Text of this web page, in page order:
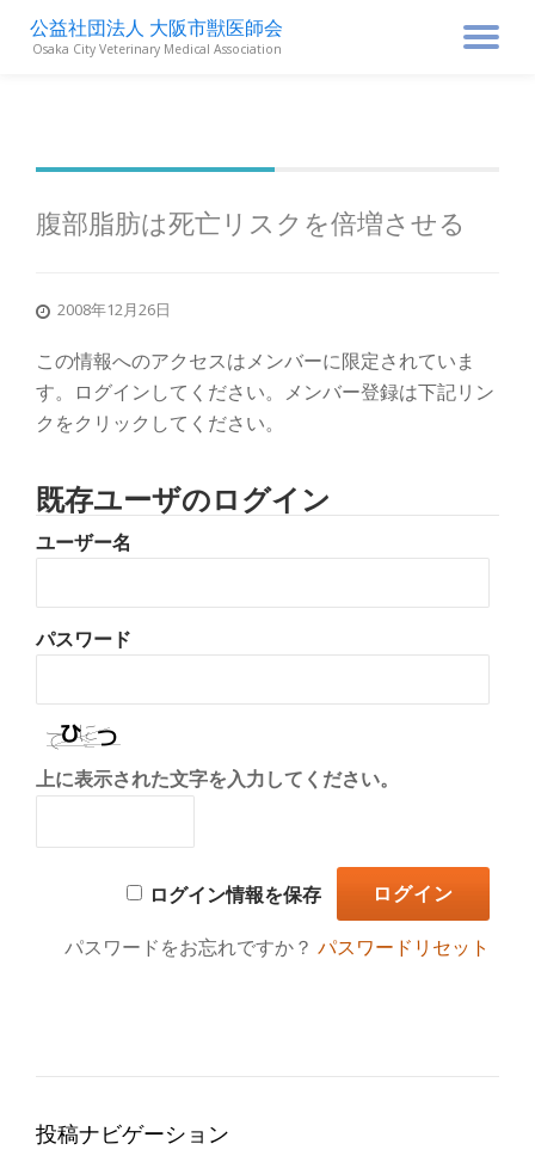
ナ
ン
切
り
公益社団法人 大阪市獣医師会
Osaka City Veterinary Medical Association
腹部脂肪は死亡リスクを倍増させる
2008年12月26日
この情報へのアクセスはメンバーに限定されていま
す。ログインしてください。メンバー登録は下記リン
クをクリックしてください。
既存ユーザのログイン
ユーザー名
パスワード
上に表示された文字を入力してください。
ログイン情報を保存
パスワードをお忘れですか？パスワードリセット
投稿ナビゲーション